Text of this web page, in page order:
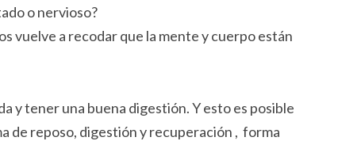
o nervioso?
vuelve a recodar que la mente y cuerpo están
y tener una buena digestión. Y esto es posible
de reposo, digestión y recuperación , forma